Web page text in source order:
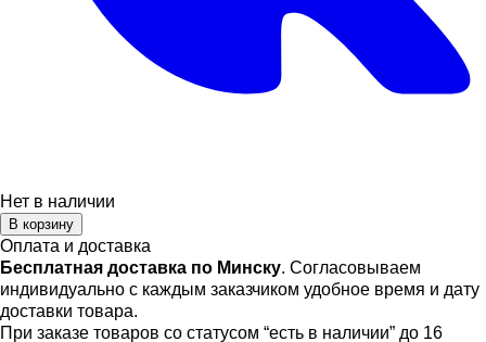
Нет в наличии
В корзину
Оплата и доставка
Бесплатная доставка по Минску. Согласовываем
индивидуально с каждым заказчиком удобное время и дату
доставки товара.
При заказе товаров со статусом “есть в наличии” до 16